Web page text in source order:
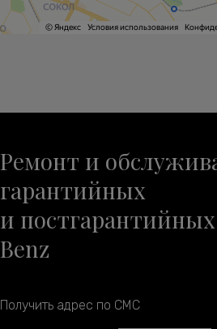
Ремонт и
гарантийных
и
Benz
Получить адрес по СМС